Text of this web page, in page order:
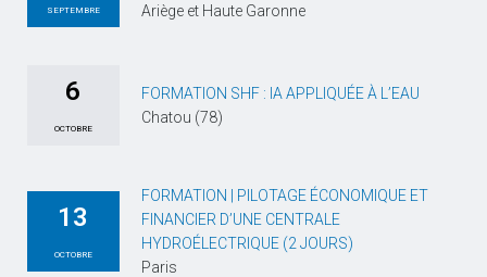
SEPTEMBRE
Ariège et Haute Garonne
6
OCTOBRE
FORMATION SHF : IA APPLIQUÉE À L’EAU
Chatou (78)
13
OCTOBRE
FORMATION | PILOTAGE ÉCONOMIQUE ET
FINANCIER D’UNE CENTRALE
HYDROÉLECTRIQUE (2 JOURS)
Paris